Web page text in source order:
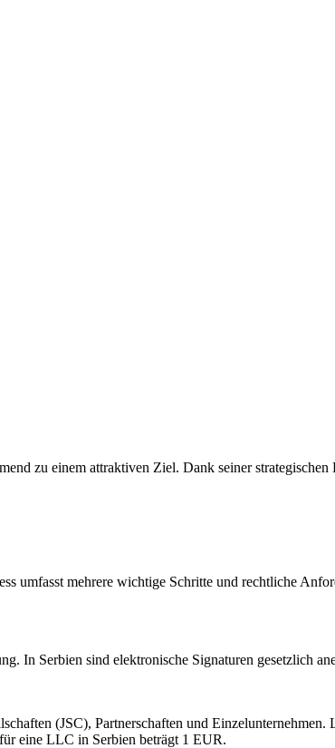
zu einem attraktiven Ziel. Dank seiner
umfasst mehrere wichtige Schritte und rechtliche
In Serbien sind elektronische Signaturen gesetzlich
(JSC), Partnerschaften und
eine LLC in Serbien beträgt 1 EUR.